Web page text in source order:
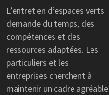
L’entretien d’espaces verts
demande du temps, des
compétences et des
ressources adaptées. Les
particuliers et les
entreprises cherchent à
maintenir un cadre agréable